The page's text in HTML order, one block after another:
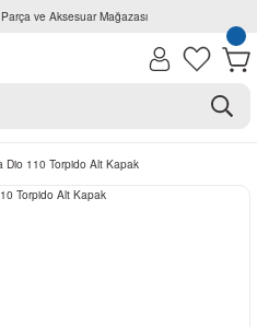
ve Aksesuar Mağazası
Dio 110 Torpido Alt Kapak